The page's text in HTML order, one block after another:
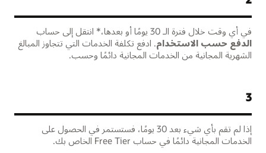
في أي وقت خلال فترة الـ 30 يومًا أو بعدها،* انتقل إلى حساب
الدفع حسب الاستخدام. ادفع تكلفة الخدمات التي تتجاوز المبالغ
الشهرية المجانية من الخدمات المجانية دائمًا وحسب.
3
إذا لم تقم بأي شيء بعد 30 يومًا، فستستمر في الحصول على
الخدمات المجانية دائمًا في حساب Free Tier الخاص بك.